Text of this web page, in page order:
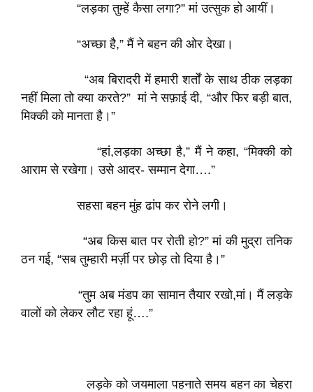
“लड़का तुम्हें कैसा लगा?” मां उत्सुक हो आयीं।
“अच्छा है,” मैं ने बहन की ओर देखा।
“अब बिरादरी में हमारी शर्तों के साथ ठीक लड़का
नहीं मिला तो क्या करते?” मां ने सफ़ाई दी, “और फिर बड़ी बात,
मिक्की को मानता है।”
“हां,लड़का अच्छा है,” मैं ने कहा, “मिक्की को
आराम से रखेगा। उसे आदर- सम्मान देगा….”
सहसा बहन मुंह ढांप कर रोने लगी।
“अब किस बात पर रोती हो?” मां की मुद्रा तनिक
ठन गई, “सब तुम्हारी मर्ज़ी पर छोड़ तो दिया है।”
“तुम अब मंडप का सामान तैयार रखो,मां। मैं लड़के
वालों को लेकर लौट रहा हूं….”
लड़के को जयमाला पहनाते समय बहन का चेहरा